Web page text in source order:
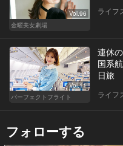
Vol.96
金曜美女劇場
ライフ
Vol.11
パーフェクトフライト
連休
国系
日旅
ライフ
フォローする